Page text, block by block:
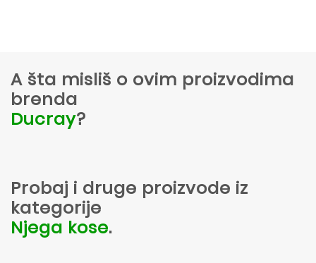
A šta misliš o ovim proizvodima
brenda
Ducray?
Probaj i druge proizvode iz
kategorije
Njega kose.